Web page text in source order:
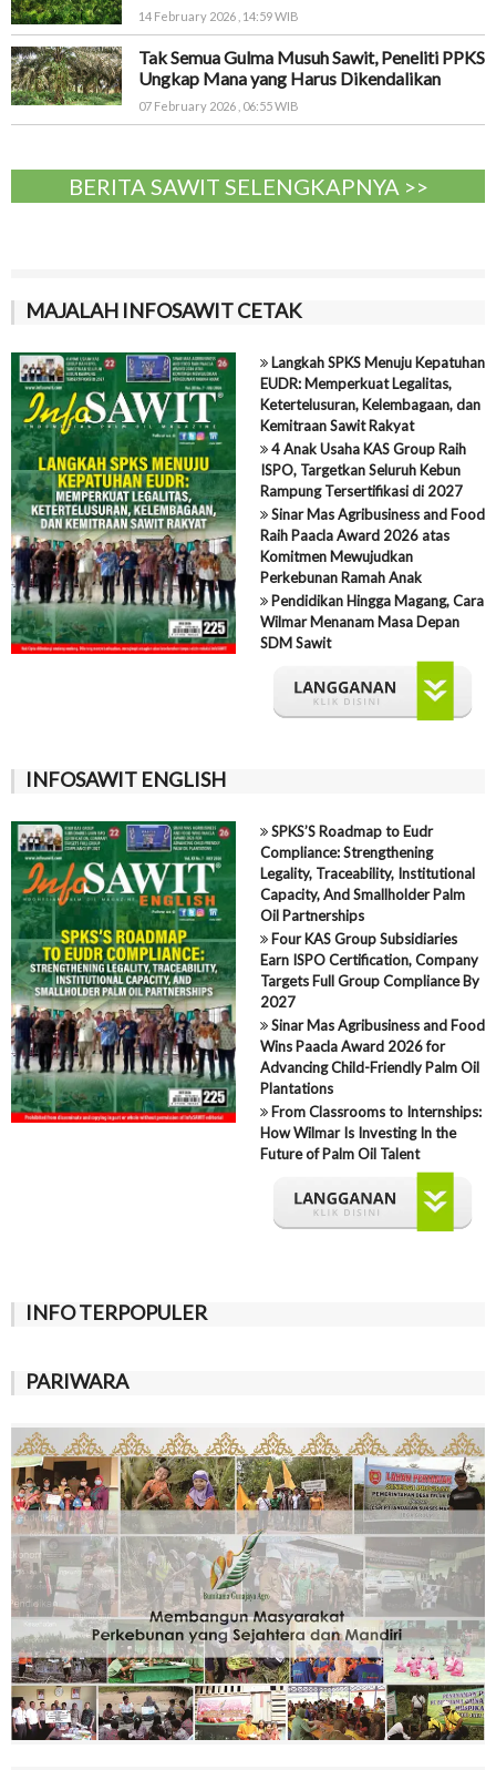
14 February 2026 , 14:59 WIB
Tak Semua Gulma Musuh Sawit, Peneliti PPKS
Ungkap Mana yang Harus Dikendalikan
07 February 2026 , 06:55 WIB
BERITA SAWIT SELENGKAPNYA >>
MAJALAH INFOSAWIT CETAK
Langkah SPKS Menuju Kepatuhan
EUDR: Memperkuat Legalitas,
Ketertelusuran, Kelembagaan, dan
Kemitraan Sawit Rakyat
4 Anak Usaha KAS Group Raih
ISPO, Targetkan Seluruh Kebun
Rampung Tersertifikasi di 2027
Sinar Mas Agribusiness and Food
Raih Paacla Award 2026 atas
Komitmen Mewujudkan
Perkebunan Ramah Anak
Pendidikan Hingga Magang, Cara
Wilmar Menanam Masa Depan
SDM Sawit
INFOSAWIT ENGLISH
SPKS’S Roadmap to Eudr
Compliance: Strengthening
Legality, Traceability, Institutional
Capacity, And Smallholder Palm
Oil Partnerships
Four KAS Group Subsidiaries
Earn ISPO Certification, Company
Targets Full Group Compliance By
2027
Sinar Mas Agribusiness and Food
Wins Paacla Award 2026 for
Advancing Child-Friendly Palm Oil
Plantations
From Classrooms to Internships:
How Wilmar Is Investing In the
Future of Palm Oil Talent
INFO TERPOPULER
PARIWARA